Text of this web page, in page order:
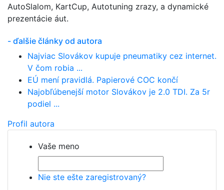
AutoSlalom, KartCup, Autotuning zrazy, a dynamické
prezentácie áut.
- ďalšie články od autora
Najviac Slovákov kupuje pneumatiky cez internet.
V čom robia ...
EÚ mení pravidlá. Papierové COC končí
Najobľúbenejší motor Slovákov je 2.0 TDI. Za 5r
podiel ...
Profil autora
Vaše meno
Nie ste ešte zaregistrovaný?